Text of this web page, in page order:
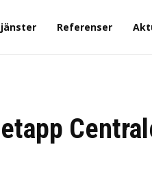
Referenser